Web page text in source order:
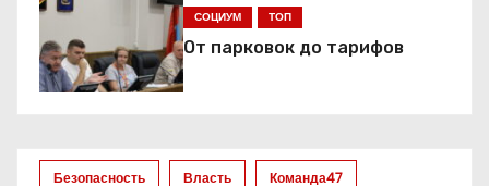
я
п
з
СОЦИУМ ТОП
От парковок до тарифов
Безопасность Власть Команда47